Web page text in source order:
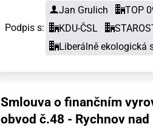
Podpis s:
Jan Grulich TOP
KDU-ČSL
Liberálně ekologická
Smlouva o finančním
obvod č.48 - Rychnov nad